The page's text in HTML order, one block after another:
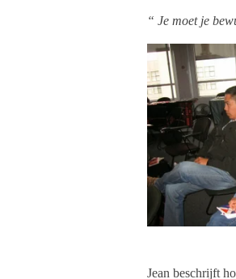
“ Je moet je
Jean beschrijft